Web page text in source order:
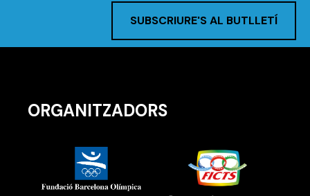
SUBSCRIURE'S AL BUTLLETÍ
ORGANITZADORS